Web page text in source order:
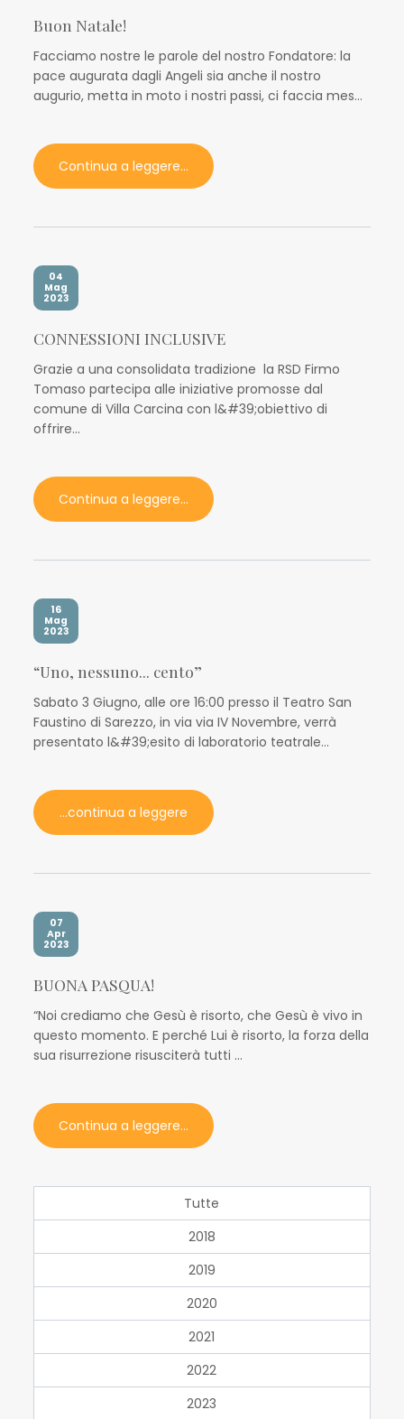
Tutte
2018
2019
2020
2021
2022
2023
Buon Natale!
Facciamo nostre le parole del nostro Fondatore: la
pace augurata dagli Angeli sia anche il nostro
augurio, metta in moto i nostri passi, ci faccia mes...
Continua a leggere...
04
Mag
2023
CONNESSIONI INCLUSIVE
Grazie a una consolidata tradizione la RSD Firmo
Tomaso partecipa alle iniziative promosse dal
comune di Villa Carcina con l&#39;obiettivo di
offrire...
Continua a leggere...
16
Mag
2023
“Uno, nessuno... cento”
Sabato 3 Giugno, alle ore 16:00 presso il Teatro San
Faustino di Sarezzo, in via via IV Novembre, verrà
presentato l&#39;esito di laboratorio teatrale...
...continua a leggere
07
Apr
2023
BUONA PASQUA!
“Noi crediamo che Gesù è risorto, che Gesù è vivo in
questo momento. E perché Lui è risorto, la forza della
sua risurrezione risusciterà tutti ...
Continua a leggere...